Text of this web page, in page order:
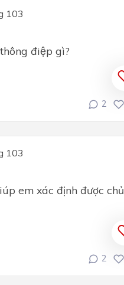
103
điệp gì?
2
103
em xác định được chủ
2